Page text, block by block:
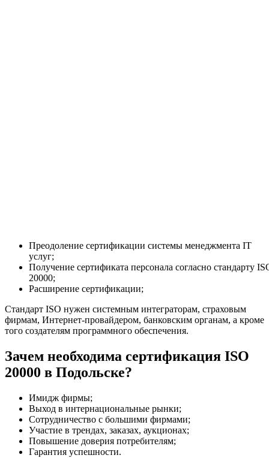
Преодоление сертификации системы менеджмента IT
услуг;
Получение сертификата персонала согласно стандарту
20000;
Расширение сертификации;
Стандарт ISO нужен системным интеграторам, страховым
фирмам, Интернет-провайдером, банковским органам, а кроме
того создателям программного обеспечения.
Зачем необходима сертификация ISO
20000 в Подольске?
Имидж фирмы;
Выход в интернациональные рынки;
Сотрудничество с большими фирмами;
Участие в трендах, заказах, аукционах;
Повышение доверия потребителям;
Гарантия успешности.